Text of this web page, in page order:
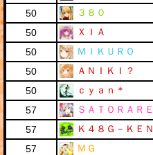
50
３８０
50
ＸＩＡ
50
ＭＩＫＵＲＯ
50
ＡＮＩＫＩ？
50
ｃｙａｎ＊
57
ＳＡＴＯＲＡＲＥ
57
Ｋ４８Ｇ－ＫＥＮ
57
ＭＧ